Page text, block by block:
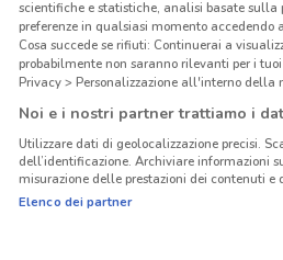
scientifiche e statistiche, analisi basate
preferenze in qualsiasi momento accedendo
Cosa succede se rifiuti: Continuerai a
probabilmente non saranno rilevanti per i
Privacy > Personalizzazione all'interno della
Noi e i nostri partner trattiamo i
Utilizzare dati di geolocalizzazione precisi.
dell’identificazione. Archiviare informazioni
misurazione delle prestazioni dei contenuti
Elenco dei partner